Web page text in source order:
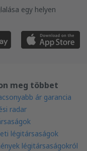
egy helyen
meg többet
ár garancia
radar
légitársaságok
légitársaságokról